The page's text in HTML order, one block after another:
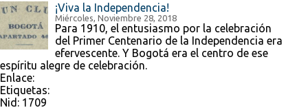
¡Viva la Independencia!
Miércoles, Noviembre 28, 2018
Para 1910, el entusiasmo por la celebración
del Primer Centenario de la Independencia era
efervescente. Y Bogotá era el centro de ese
espíritu alegre de celebración.
Enlace:
Etiquetas:
Nid: 1709